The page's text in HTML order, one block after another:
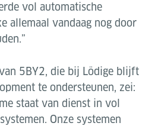
vol automatische
allemaal vandaag nog door
5BY2, die bij Lödige blijft
te ondersteunen, zei:
staat van dienst in vol
Onze systemen